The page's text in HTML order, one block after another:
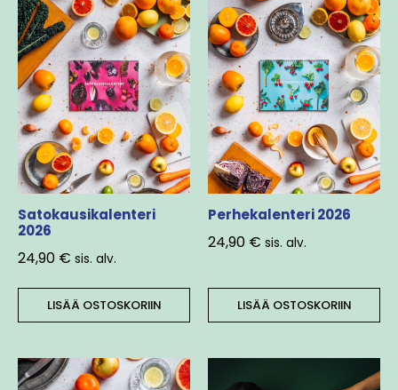
Satokausikalenteri
2026
24,90 € sis. alv.
LISÄÄ OSTOSKORIIN
Perhekalenteri 2026
24,90 € sis. alv.
LISÄÄ OSTOSKORIIN